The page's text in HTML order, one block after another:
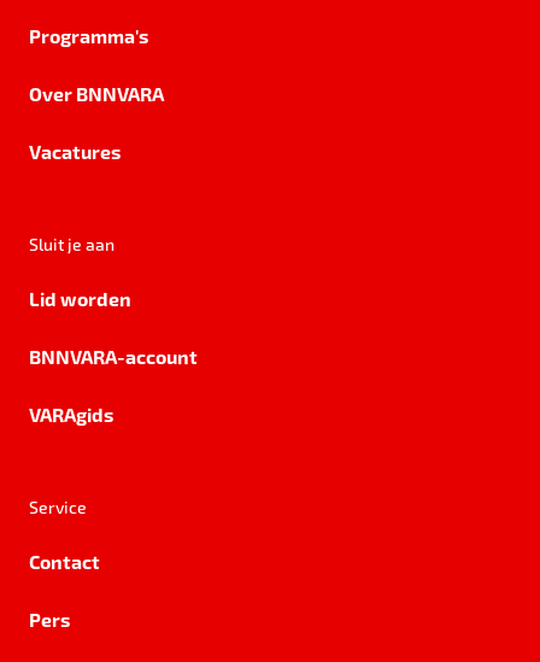
Programma's
Over BNNVARA
Vacatures
Sluit je aan
Lid worden
BNNVARA-account
VARAgids
Service
Contact
Pers